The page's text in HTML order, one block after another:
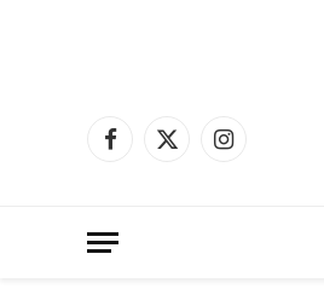
Facebook
X
Instagram